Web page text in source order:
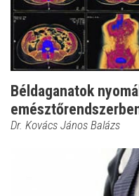
Béldaganatok
Dr. Kovács János Balázs